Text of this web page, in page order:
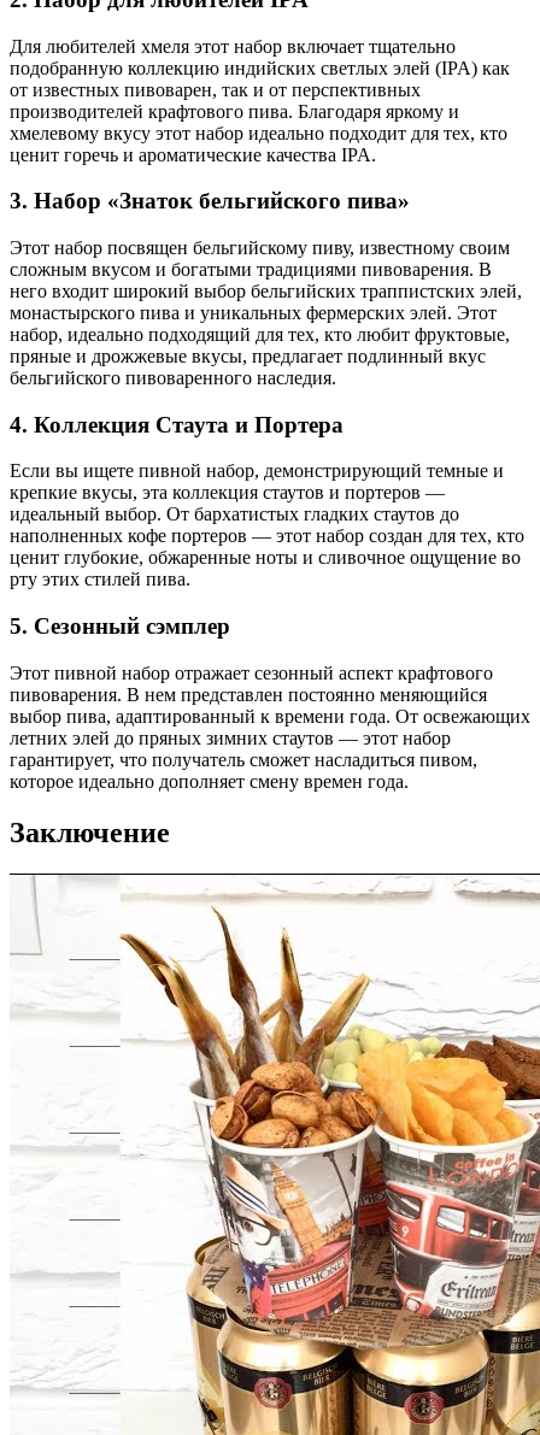
Для любителей хмеля этот набор включает тщательно
подобранную коллекцию индийских светлых элей (IPA) как
от известных пивоварен, так и от перспективных
производителей крафтового пива. Благодаря яркому и
хмелевому вкусу этот набор идеально подходит для тех, кто
ценит горечь и ароматические качества IPA.
3. Набор «Знаток бельгийского пива»
Этот набор посвящен бельгийскому пиву, известному своим
сложным вкусом и богатыми традициями пивоварения. В
него входит широкий выбор бельгийских траппистских элей,
монастырского пива и уникальных фермерских элей. Этот
набор, идеально подходящий для тех, кто любит фруктовые,
пряные и дрожжевые вкусы, предлагает подлинный вкус
бельгийского пивоваренного наследия.
4. Коллекция Стаута и Портера
Если вы ищете пивной набор, демонстрирующий темные и
крепкие вкусы, эта коллекция стаутов и портеров —
идеальный выбор. От бархатистых гладких стаутов до
наполненных кофе портеров — этот набор создан для тех, кто
ценит глубокие, обжаренные ноты и сливочное ощущение во
рту этих стилей пива.
5. Сезонный сэмплер
Этот пивной набор отражает сезонный аспект крафтового
пивоварения. В нем представлен постоянно меняющийся
выбор пива, адаптированный к времени года. От освежающих
летних элей до пряных зимних стаутов — этот набор
гарантирует, что получатель сможет насладиться пивом,
которое идеально дополняет смену времен года.
Заключение